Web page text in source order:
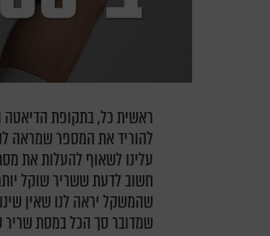
ראשית כל, בתקופת הדיאטה
להוריד את המספר שמראה
עלינו לשאוף להעלות את
חשוב לדעת ששריר שוקל
שהמשקל יראה לנו שאין
שמדובר סך הכל במסת שריר